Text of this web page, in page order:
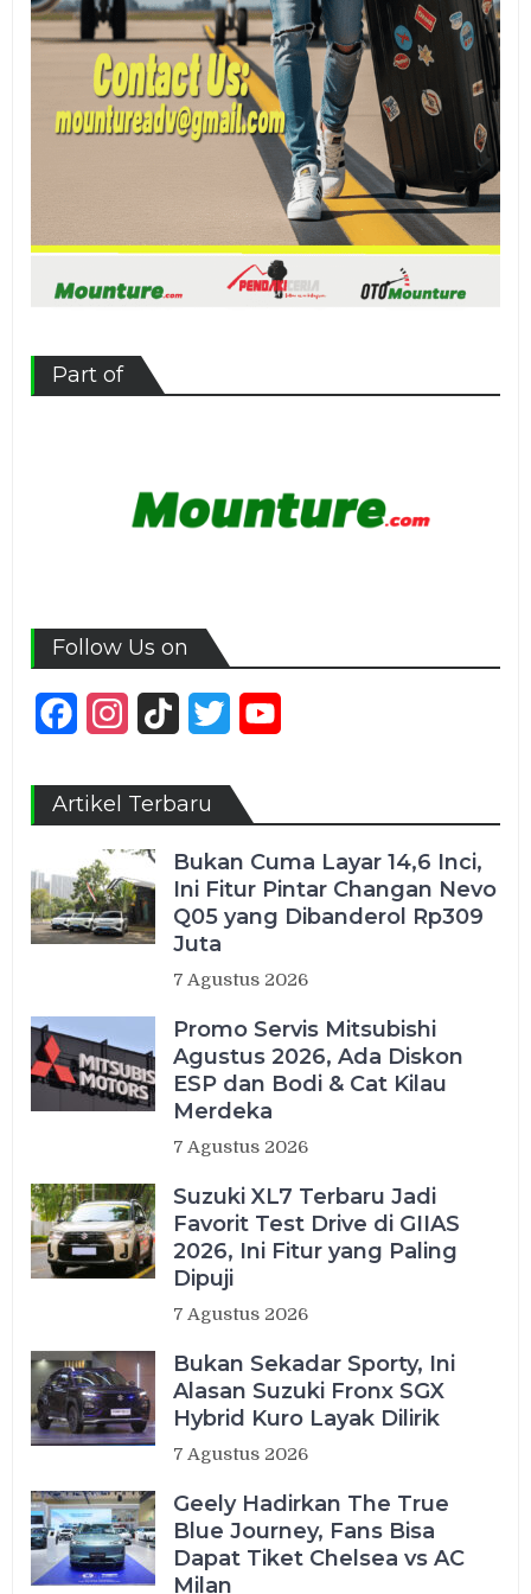
Part of
Follow Us on
FacebookInstagram
TikTok Twitter
Artikel Terbaru
Bukan Cuma Layar 14,6 Inci,
Ini Fitur Pintar Changan Nevo
Q05 yang Dibanderol Rp309
Juta
7 Agustus 2026
Promo Servis Mitsubishi
Agustus 2026, Ada Diskon
ESP dan Bodi & Cat Kilau
Merdeka
7 Agustus 2026
Suzuki XL7 Terbaru Jadi
Favorit Test Drive di GIIAS
2026, Ini Fitur yang Paling
Dipuji
7 Agustus 2026
Bukan Sekadar Sporty, Ini
Alasan Suzuki Fronx SGX
Hybrid Kuro Layak Dilirik
7 Agustus 2026
Geely Hadirkan The True
Blue Journey, Fans Bisa
Dapat Tiket Chelsea vs AC
Milan